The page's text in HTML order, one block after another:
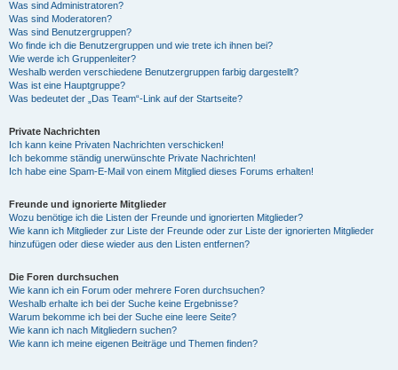
Was sind Administratoren?
Was sind Moderatoren?
Was sind Benutzergruppen?
Wo finde ich die Benutzergruppen und wie trete ich ihnen bei?
Wie werde ich Gruppenleiter?
Weshalb werden verschiedene Benutzergruppen farbig dargestellt?
Was ist eine Hauptgruppe?
Was bedeutet der „Das Team“-Link auf der Startseite?
Private Nachrichten
Ich kann keine Privaten Nachrichten verschicken!
Ich bekomme ständig unerwünschte Private Nachrichten!
Ich habe eine Spam-E-Mail von einem Mitglied dieses Forums erhalten!
Freunde und ignorierte Mitglieder
Wozu benötige ich die Listen der Freunde und ignorierten Mitglieder?
Wie kann ich Mitglieder zur Liste der Freunde oder zur Liste der ignorierten Mitglieder
hinzufügen oder diese wieder aus den Listen entfernen?
Die Foren durchsuchen
Wie kann ich ein Forum oder mehrere Foren durchsuchen?
Weshalb erhalte ich bei der Suche keine Ergebnisse?
Warum bekomme ich bei der Suche eine leere Seite?
Wie kann ich nach Mitgliedern suchen?
Wie kann ich meine eigenen Beiträge und Themen finden?